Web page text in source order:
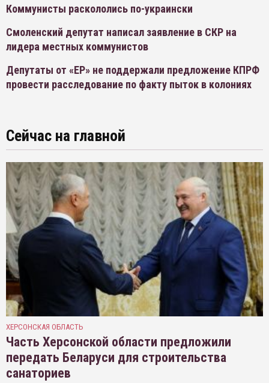
Коммунисты раскололись по-украински
Смоленский депутат написал заявление в СКР на
лидера местных коммунистов
Депутаты от «ЕР» не поддержали предложение КПРФ
провести расследование по факту пыток в колониях
Сейчас на главной
ХЕРСОНСКАЯ ОБЛАСТЬ
Часть Херсонской области предложили
передать Беларуси для строительства
санаториев